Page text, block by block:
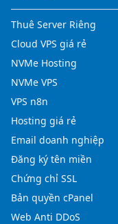
Thuê Server Riêng
Cloud VPS giá rẻ
NVMe Hosting
NVMe VPS
VPS n8n
Hosting giá rẻ
Email doanh nghiệp
Đăng ký tên miền
Chứng chỉ SSL
Bản quyền cPanel
Web Anti DDoS